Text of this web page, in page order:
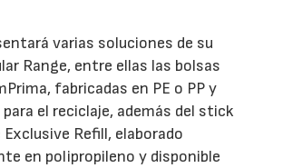
varias soluciones de su
Range, entre ellas las bolsas
fabricadas en PE o PP y
para el reciclaje, además del stick
Refill, elaborado
en polipropileno y disponible